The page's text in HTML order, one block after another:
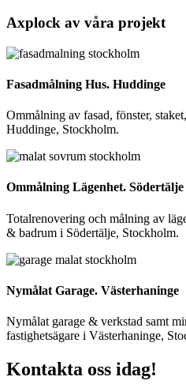
Axplock av våra projekt
Fasadmålning Hus. Huddinge
Ommålning av fasad, fönster,
Huddinge, Stockholm.
Ommålning Lägenhet. Södertälje
Totalrenovering och målning av
& badrum i Södertälje, Stockholm.
Nymålat Garage. Västerhaninge
Nymålat garage & verkstad samt
fastighetsägare i Västerhaninge,
Kontakta oss idag!